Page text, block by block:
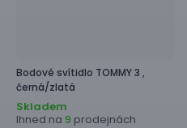
Bodové svítidlo TOMMY 3 ,
černá/zlatá
Skladem
Ihned na 9 prodejnách